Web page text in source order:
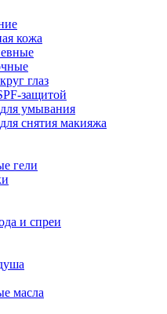
кожа
глаз
защитой
умывания
снятия макияжа
гели
и спреи
масла